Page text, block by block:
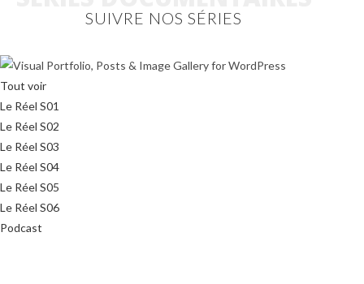
SUIVRE NOS SÉRIES
Tout voir
Le Réel S01
Le Réel S02
Le Réel S03
Le Réel S04
Le Réel S05
Le Réel S06
Podcast